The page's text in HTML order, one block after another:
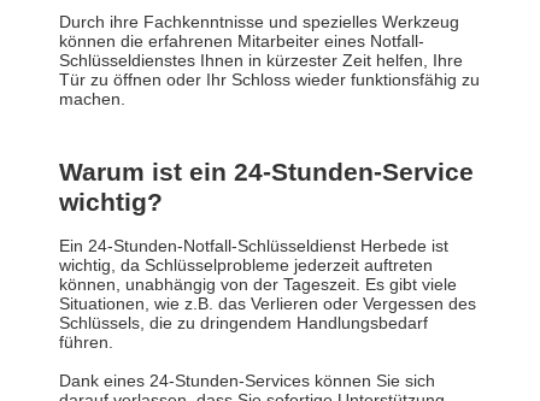
Durch ihre Fachkenntnisse und spezielles Werkzeug
können die erfahrenen Mitarbeiter eines Notfall-
Schlüsseldienstes Ihnen in kürzester Zeit helfen, Ihre
Tür zu öffnen oder Ihr Schloss wieder funktionsfähig zu
machen.
Warum ist ein 24-Stunden-Service
wichtig?
Ein 24-Stunden-Notfall-Schlüsseldienst Herbede ist
wichtig, da Schlüsselprobleme jederzeit auftreten
können, unabhängig von der Tageszeit. Es gibt viele
Situationen, wie z.B. das Verlieren oder Vergessen des
Schlüssels, die zu dringendem Handlungsbedarf
führen.
Dank eines 24-Stunden-Services können Sie sich